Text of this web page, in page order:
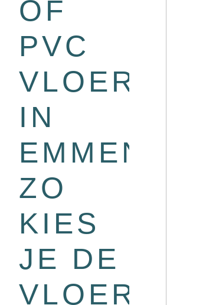
OF
PVC
VLOEREN
IN
EMMEN?
ZO
KIES
JE DE
VLOER